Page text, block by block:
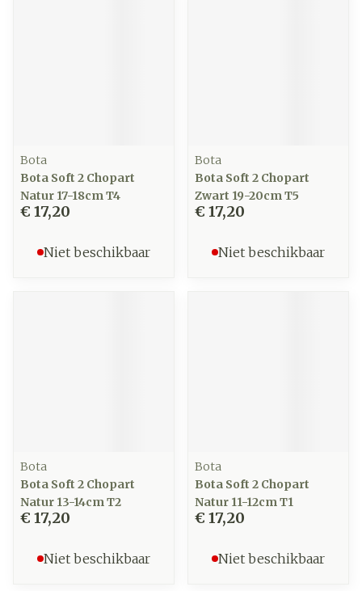
Bota
Bota Soft 2 Chopart
Natur 17-18cm T4
€ 17,20
Niet beschikbaar
Bota
Bota Soft 2 Chopart
Zwart 19-20cm T5
€ 17,20
Niet beschikbaar
Bota
Bota Soft 2 Chopart
Natur 13-14cm T2
€ 17,20
Niet beschikbaar
Bota
Bota Soft 2 Chopart
Natur 11-12cm T1
€ 17,20
Niet beschikbaar